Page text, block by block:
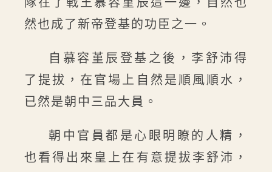
然也成了新帝登基的功臣之一。
自慕容堇辰登基之後，李舒沛得
了提拔，在官場上自然是順風順水，
已然是朝中三品大員。
朝中官員都是心眼明瞭的人精，
也看得出來皇上在有意提拔李舒沛，